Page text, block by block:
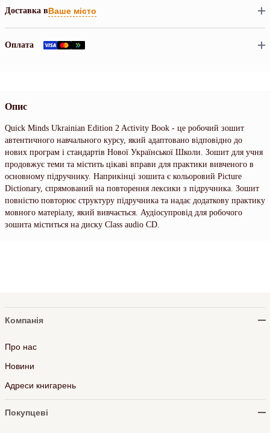
Доставка вВаше місто
Оплата
Опис
Quick Minds Ukrainian Edition 2 Activity Book - це робочий зошит
автентичного навчального курсу, який адаптовано відповідно до
нових програм і стандартів Нової Української Школи. Зошит для учня
продовжує теми та містить цікаві вправи для практики вивченого в
основному підручнику. Наприкінці зошита є кольоровий Picture
Dictionary, спрямований на повторення лексики з підручника. Зошит
повністю повторює структуру підручника та надає додаткову практику
мовного матеріалу, який вивчається. Аудіосупровід для робочого
зошита міститься на диску Class audio CD.
Компанія
Про нас
Новини
Адреси книгарень
Покупцеві